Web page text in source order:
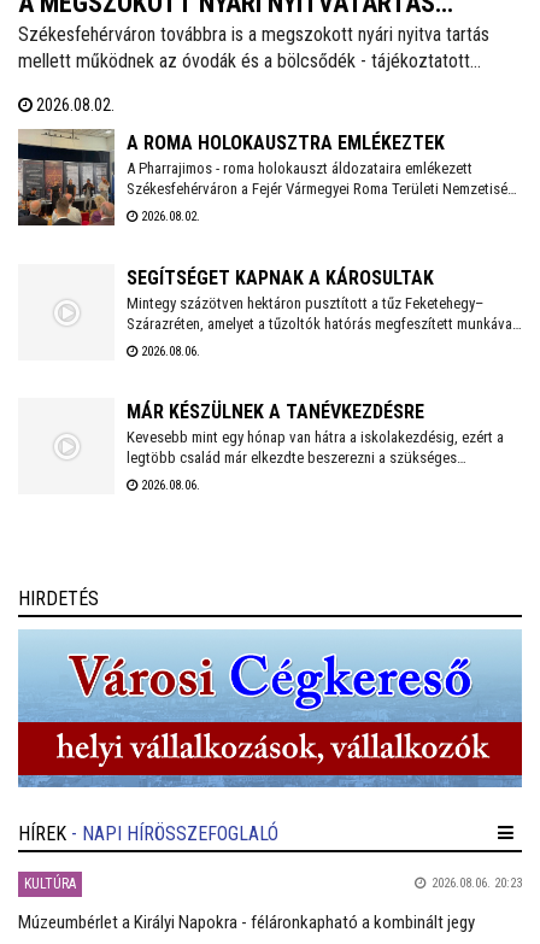
MELLETT MŰKÖDNEK A FEHÉRVÁRI ÓVODÁK
ÉS BÖLCSŐDÉK
Székesfehérváron továbbra is a megszokott nyári nyitva tartás
mellett működnek az óvodák és a bölcsődék - tájékoztatott
megszokott nyári nyitva tartással fogadják a piciket a bölcsődék
és az óvodák!
2026.08.02.
A ROMA HOLOKAUSZTRA EMLÉKEZTEK
A Pharrajimos - roma holokauszt áldozataira emlékezett
Székesfehérváron a Fejér Vármegyei Roma Területi Nemzetiségi
Önkormányzat, ahova az egész vármegyéből érkeztek
múlt fájdalmát a Romano Glaszo közreműködésével.
2026.08.02.
SEGÍTSÉGET KAPNAK A KÁROSULTAK
Mintegy százötven hektáron pusztított a tűz Feketehegy–
Szárazréten, amelyet a tűzoltók hatórás megfeszített munkával
fékeztek meg. Az önkormányzat megkezdte a károsultak
2026.08.06.
MÁR KÉSZÜLNEK A TANÉVKEZDÉSRE
Kevesebb mint egy hónap van hátra a iskolakezdésig, ezért a
legtöbb család már elkezdte beszerezni a szükséges
tanszereket. A fehérvári papír-írószer üzletek már július eleje
2026.08.06.
HIRDETÉS
HÍREK - NAPI HÍRÖSSZEFOGLALÓ
KULTÚRA 2026.08.06. 20:23
Múzeumbérlet a Királyi Napokra - féláronkapható a kombinált jegy